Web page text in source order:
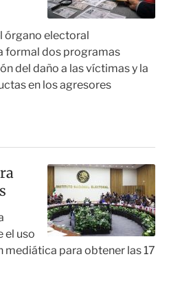
órgano electoral
formal dos programas
del daño a las víctimas y la
en los agresores
el uso
mediática para obtener las 17